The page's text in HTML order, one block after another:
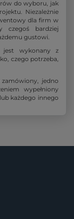
do wyboru, jak
Niezależnie
dla firm w
czegoś bardziej
gustowi.
jest wykonany z
czego potrzeba,
jedno
wypełniony
każdego innego